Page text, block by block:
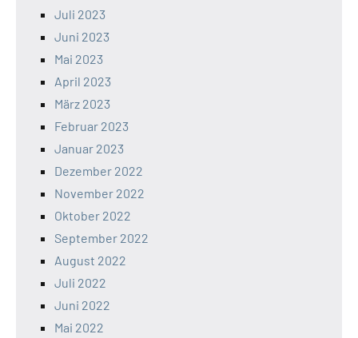
Juli 2023
Juni 2023
Mai 2023
April 2023
März 2023
Februar 2023
Januar 2023
Dezember 2022
November 2022
Oktober 2022
September 2022
August 2022
Juli 2022
Juni 2022
Mai 2022